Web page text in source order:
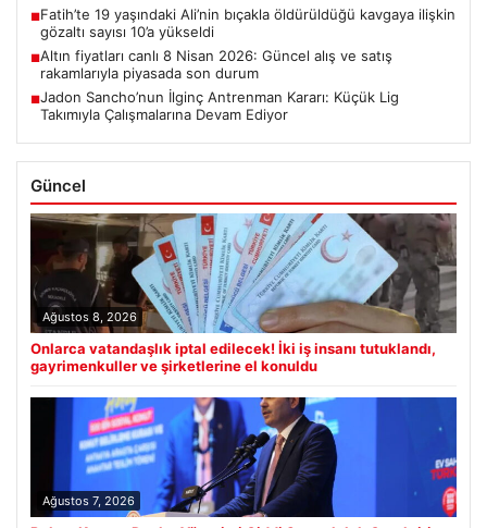
■Fatih’te 19 yaşındaki Ali’nin bıçakla öldürüldüğü kavgaya ilişkin
gözaltı sayısı 10’a yükseldi
■Altın fiyatları canlı 8 Nisan 2026: Güncel alış ve satış
rakamlarıyla piyasada son durum
■Jadon Sancho’nun İlginç Antrenman Kararı: Küçük Lig
Takımıyla Çalışmalarına Devam Ediyor
Güncel
Ağustos 8, 2026
Onlarca vatandaşlık iptal edilecek! İki iş insanı tutuklandı,
gayrimenkuller ve şirketlerine el konuldu
Ağustos 7, 2026